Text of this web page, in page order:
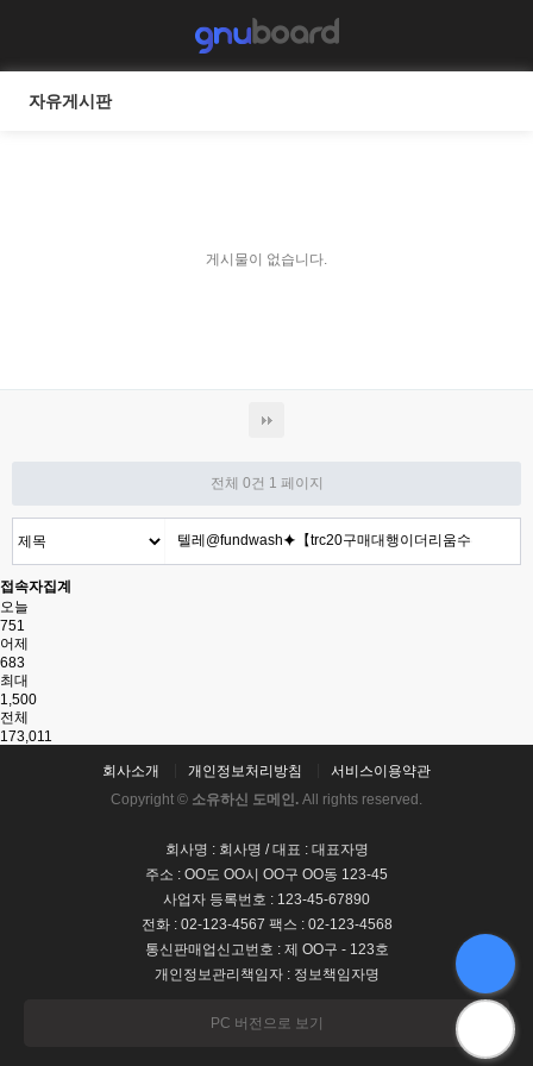
자유게시판
게시물이 없습니다.
전체 0건 1 페이지
접속자집계
오늘
751
어제
683
최대
1,500
전체
173,011
회사소개 개인정보처리방침
서비스이용약관
Copyright © 소유하신 도메인. All rights reserved.
회사명 : 회사명 / 대표 : 대표자명
주소 : OO도 OO시 OO구 OO동 123-45
사업자 등록번호 : 123-45-67890
전화 : 02-123-4567 팩스 : 02-123-4568
통신판매업신고번호 : 제 OO구 - 123호
개인정보관리책임자 : 정보책임자명
PC 버전으로 보기